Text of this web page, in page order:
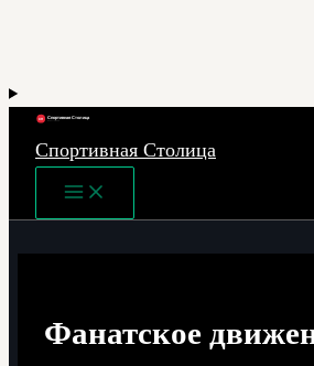
Спортивная Столица
Main
Menu
Фанатское